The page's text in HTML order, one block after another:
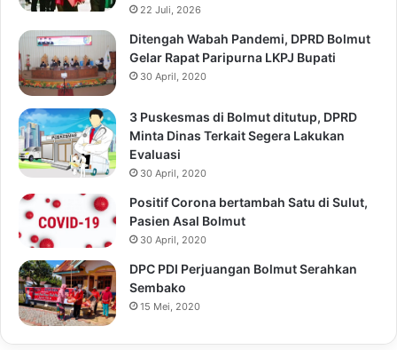
22 Juli, 2026
Ditengah Wabah Pandemi, DPRD Bolmut
Gelar Rapat Paripurna LKPJ Bupati
30 April, 2020
3 Puskesmas di Bolmut ditutup, DPRD
Minta Dinas Terkait Segera Lakukan
Evaluasi
30 April, 2020
Positif Corona bertambah Satu di Sulut,
Pasien Asal Bolmut
30 April, 2020
DPC PDI Perjuangan Bolmut Serahkan
Sembako
15 Mei, 2020